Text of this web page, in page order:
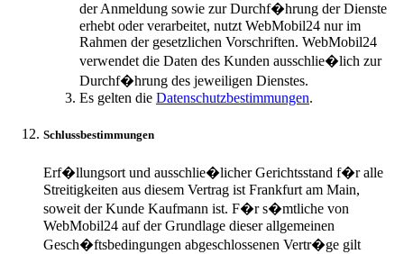
der Anmeldung sowie zur Durchf�hrung der Dienste
erhebt oder verarbeitet, nutzt WebMobil24 nur im
Rahmen der gesetzlichen Vorschriften. WebMobil24
verwendet die Daten des Kunden ausschlie�lich zur
Durchf�hrung des jeweiligen Dienstes.
Es gelten die Datenschutzbestimmungen.
Schlussbestimmungen
Erf�llungsort und ausschlie�licher Gerichtsstand f�r alle
Streitigkeiten aus diesem Vertrag ist Frankfurt am Main,
soweit der Kunde Kaufmann ist. F�r s�mtliche von
WebMobil24 auf der Grundlage dieser allgemeinen
Gesch�ftsbedingungen abgeschlossenen Vertr�ge gilt